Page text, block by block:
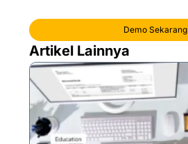
Demo Sekarang
Artikel Lainnya